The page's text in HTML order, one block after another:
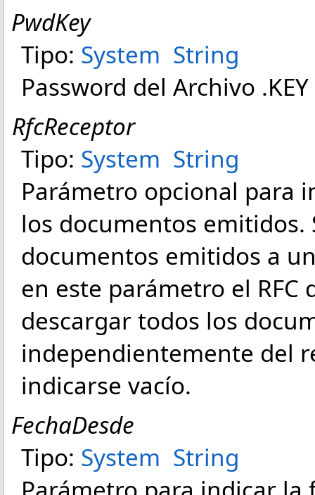
PwdKey
Tipo: System String
Password del Archivo
RfcReceptor
Tipo: System String
Parámetro opcional para
los documentos emitidos.
documentos emitidos a
en este parámetro el RFC
descargar todos los
independientemente del
indicarse vacío.
FechaDesde
Tipo: System String